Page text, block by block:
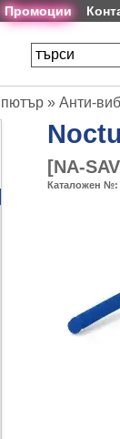
Промоции
» Анти-
[NA-
Каталожен №: